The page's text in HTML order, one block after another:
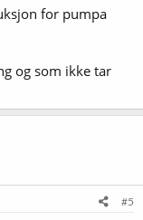
for pumpa
og som ikke tar
#5